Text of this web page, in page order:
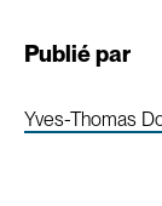
Publié par
Yves-Thomas